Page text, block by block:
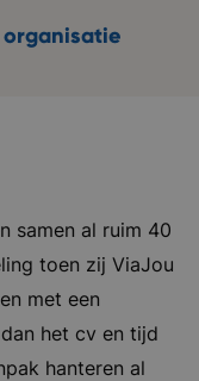
samen al ruim 40
toen zij ViaJou
met een
het cv en tijd
hanteren al